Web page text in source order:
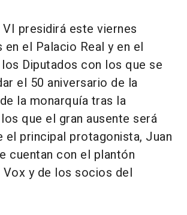
VI presidirá este viernes
el Palacio Real y en el
Diputados con los que se
el 50 aniversario de la
la monarquía tras la
que el gran ausente será
el principal protagonista, Juan
cuentan con el plantón
Vox y de los socios del